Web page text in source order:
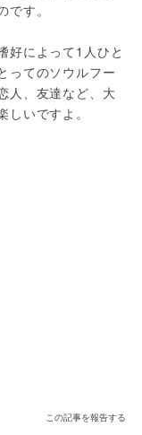
す。
好によって1人ひと
ってのソウルフー
人、友達など、大
いですよ。
この記事を報告する